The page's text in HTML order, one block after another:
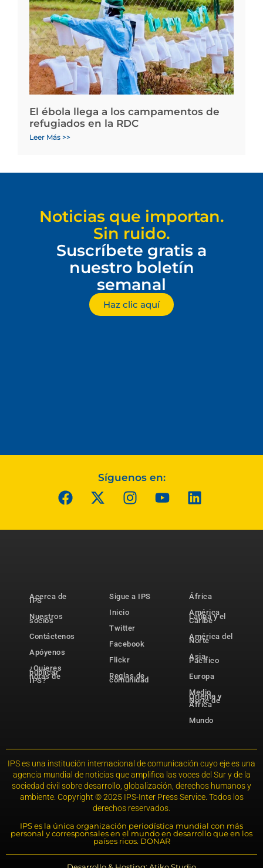
El ébola llega a los campamentos de
refugiados en la RDC
Leer Más >>
Noticias que importan.
Sin ruido.
Suscríbete gratis a
nuestro boletín
semanal
Haz clic aquí
Síguenos en:
Acerca de
IPS
Nuestros
socios
Contáctenos
Apóyenos
¿Quieres
publicar
notas de
IPS?
Sigue a IPS
Inicio
Twitter
Facebook
Flickr
Reglas de
comunidad
África
América
Latina y el
Caribe
América del
Norte
Asia-
Pacífico
Europa
Medio
Oriente y
Norte de
África
Mundo
IPS es una institución internacional de comunicación cuyo eje es una
agencia mundial de noticias que amplifica las voces del Sur y de la
sociedad civil sobre desarrollo, globalización, derechos humanos y
ambiente. Copyright © 2025 IPS-Inter Press Service. Todos los
derechos reservados.
IPS es la única organización periodística mundial con más
personal y corresponsales en el mundo en desarrollo que en los
países ricos. DONAR